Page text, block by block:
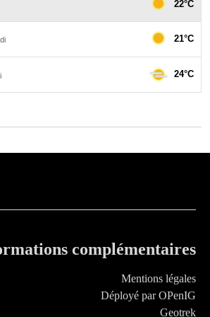
complémentaires
Mentions légales
Déployé par OPenIG
Geotrek